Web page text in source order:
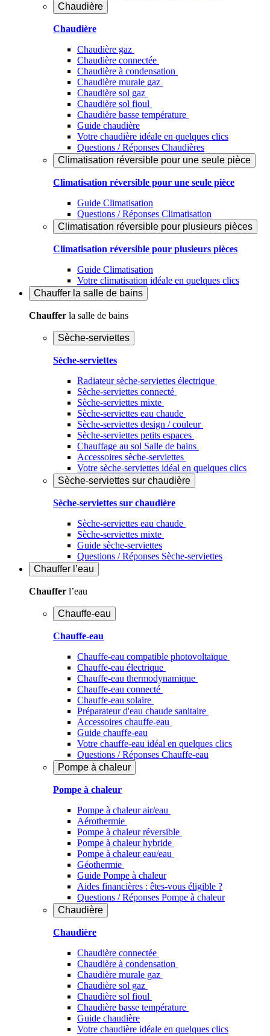
Chaudière
Chaudière
Chaudière gaz
Chaudière connectée
Chaudière à condensation
Chaudière murale gaz
Chaudière sol gaz
Chaudière sol fioul
Chaudière basse température
Guide chaudière
Votre chaudière idéale en quelques clics
Questions / Réponses Chaudières
Climatisation réversible pour une seule pièce
Climatisation réversible pour une seule pièce
Guide Climatisation
Questions / Réponses Climatisation
Climatisation réversible pour plusieurs pièces
Climatisation réversible pour plusieurs pièces
Guide Climatisation
Votre climatisation idéale en quelques clics
Chauffer la salle de bains
Chauffer la salle de bains
Sèche-serviettes
Sèche-serviettes
Radiateur sèche-serviettes électrique
Sèche-serviettes connecté
Sèche-serviettes mixte
Sèche-serviettes eau chaude
Sèche-serviettes design / couleur
Sèche-serviettes petits espaces
Chauffage au sol Salle de bains
Accessoires sèche-serviettes
Votre sèche-serviettes idéal en quelques clics
Sèche-serviettes sur chaudière
Sèche-serviettes sur chaudière
Sèche-serviettes eau chaude
Sèche-serviettes mixte
Guide sèche-serviettes
Questions / Réponses Sèche-serviettes
Chauffer l’eau
Chauffer l’eau
Chauffe-eau
Chauffe-eau
Chauffe-eau compatible photovoltaïque
Chauffe-eau électrique
Chauffe-eau thermodynamique
Chauffe-eau connecté
Chauffe-eau solaire
Préparateur d'eau chaude sanitaire
Accessoires chauffe-eau
Guide chauffe-eau
Votre chauffe-eau idéal en quelques clics
Questions / Réponses Chauffe-eau
Pompe à chaleur
Pompe à chaleur
Pompe à chaleur air/eau
Aérothermie
Pompe à chaleur réversible
Pompe à chaleur hybride
Pompe à chaleur​ eau/eau
Géothermie
Guide Pompe à chaleur
Aides financières : êtes-vous éligible ?
Questions / Réponses Pompe à chaleur
Chaudière
Chaudière
Chaudière connectée
Chaudière à condensation
Chaudière murale gaz
Chaudière sol gaz
Chaudière sol fioul
Chaudière basse température
Guide chaudière
Votre chaudière idéale en quelques clics